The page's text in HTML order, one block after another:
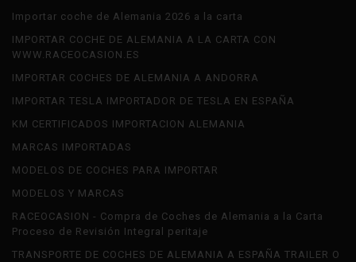
Importar coche de Alemania 2026 a la carta
IMPORTAR COCHE DE ALEMANIA A LA CARTA CON
WWW.RACEOCASION.ES
IMPORTAR COCHES DE ALEMANIA A ANDORRA
IMPORTAR TESLA IMPORTADOR DE TESLA EN ESPAÑA
KM CERTIFICADOS IMPORTACION ALEMANIA
MARCAS IMPORTADAS
MODELOS DE COCHES PARA IMPORTAR
MODELOS Y MARCAS
RACEOCASION - Compra de Coches de Alemania a la Carta
Proceso de Revisión Integral peritaje
TRANSPORTE DE COCHES DE ALEMANIA A ESPAÑA TRAILER O